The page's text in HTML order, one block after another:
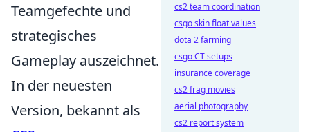
Teamgefechte und
strategisches
Gameplay auszeichnet.
In der neuesten
Version, bekannt als
cs2 team coordination
csgo skin float values
dota 2 farming
csgo CT setups
insurance coverage
cs2 frag movies
aerial photography
cs2 report system